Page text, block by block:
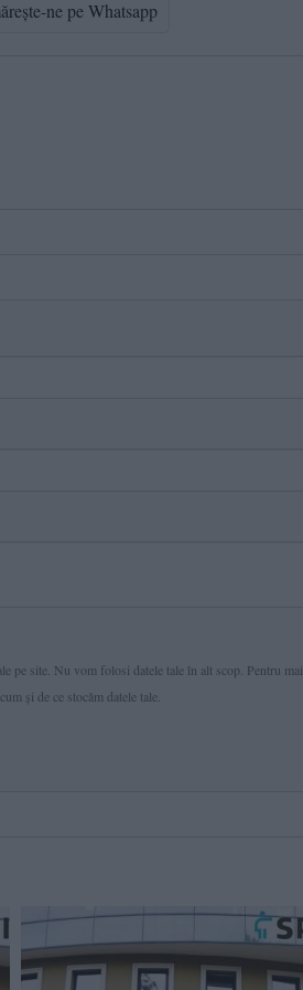
ne pe Whatsapp
pe site. Nu vom folosi datele tale în alt scop. Pentru mai
și de ce stocăm datele tale.